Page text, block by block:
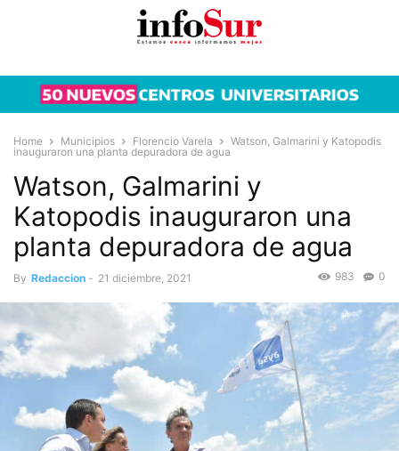
Home Municipios Florencio Varela
Watson, Galmarini y Katopodis
inauguraron una planta depuradora de agua
Watson, Galmarini y
Katopodis inauguraron una
planta depuradora de agua
By Redaccion - 21 diciembre, 2021 0
983